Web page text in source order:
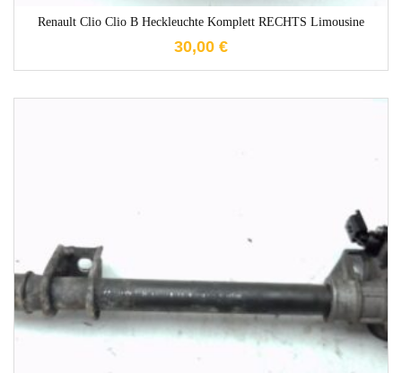
Renault Clio Clio B Heckleuchte Komplett RECHTS Limousine
30,00 €
1-3 Werktage